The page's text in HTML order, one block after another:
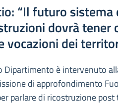
“Il futuro sistema
dovrà tener
vocazioni dei
Dipartimento è intervenuto
di approfondimento
parlare di ricostruzione